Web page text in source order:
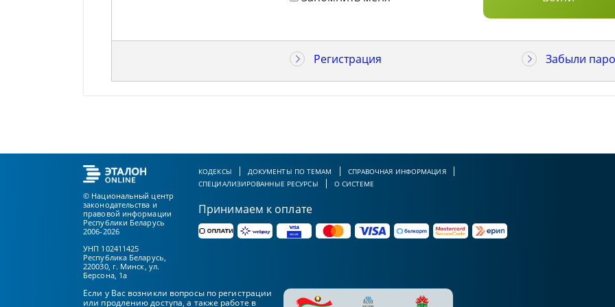
Регистрация Забыли
© Национальный центр
законодательства и
правовой информации
Республики Беларусь
2006-2026
УНП 102411425
Республика Беларусь,
220030, г. Минск, ул.
Берсона, 1а
КОДЕКСЫ ДОКУМЕНТЫ ПО ТЕМАМ
СПРАВОЧНАЯ ИНФОРМАЦИЯ
СПЕЦИАЛИЗИРОВАННЫЕ РЕСУРСЫ
О СИСТЕМЕ
Принимаем к оплате
Если у Вас возникли вопросы по регистрации
или продлению доступа, а также работе в